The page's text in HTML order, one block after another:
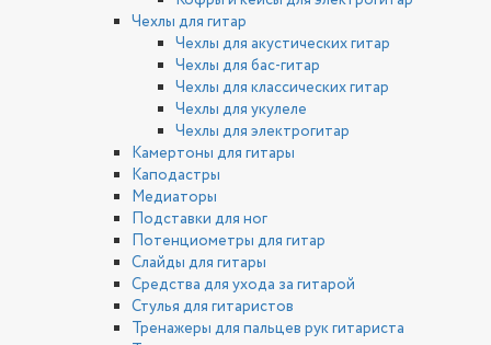
Чехлы для гитар
Чехлы для акустических гитар
Чехлы для бас-гитар
Чехлы для классических гитар
Чехлы для укулеле
Чехлы для электрогитар
Камертоны для гитары
Каподастры
Медиаторы
Подставки для ног
Потенциометры для гитар
Слайды для гитары
Средства для ухода за гитарой
Стулья для гитаристов
Тренажеры для пальцев рук гитариста